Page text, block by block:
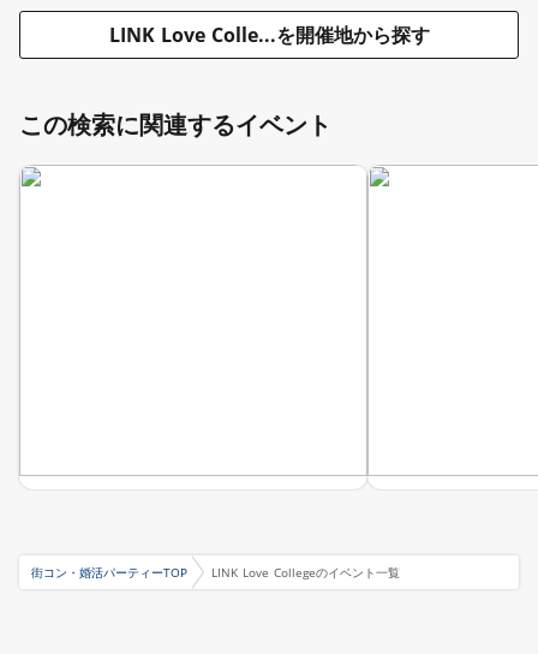
LINK Love Colle...を開催地から探す
この検索に関連するイベント
街コン・婚活パーティーTOP LINK Love Collegeのイベント一覧